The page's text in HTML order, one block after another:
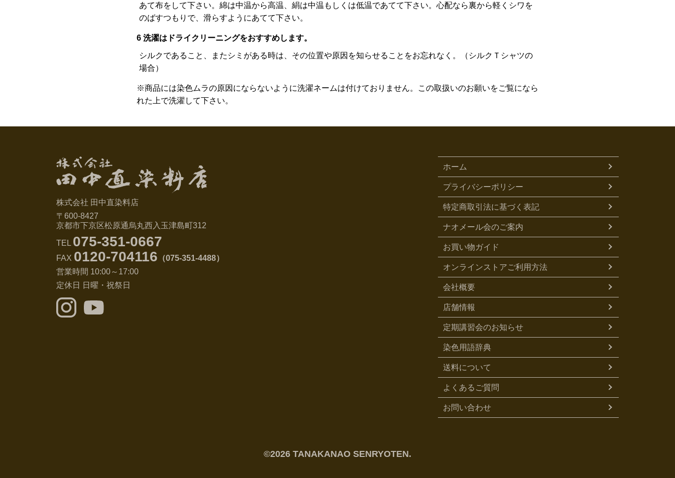
あて布をして下さい。綿は中温から高温、絹は中温もしくは低温であてて下さい。心配なら裏から軽くシワを
のばすつもりで、滑らすようにあてて下さい。
6 洗濯はドライクリーニングをおすすめします。
シルクであること、またシミがある時は、その位置や原因を知らせることをお忘れなく。（シルクＴシャツの
場合）
※商品には染色ムラの原因にならないように洗濯ネームは付けておりません。この取扱いのお願いをご覧になら
れた上で洗濯して下さい。
ホーム
プライバシーポリシー
特定商取引法に基づく表記
ナオメール会のご案内
お買い物ガイド
オンラインストアご利用方法
会社概要
店舗情報
定期講習会のお知らせ
染色用語辞典
送料について
よくあるご質問
お問い合わせ
株式会社 田中直染料店
〒600-8427
京都市下京区松原通烏丸西入玉津島町312
TEL 075-351-0667
FAX 0120-704116 （075-351-4488）
営業時間 10:00～17:00
定休日 日曜・祝祭日
©2026 TANAKANAO SENRYOTEN.